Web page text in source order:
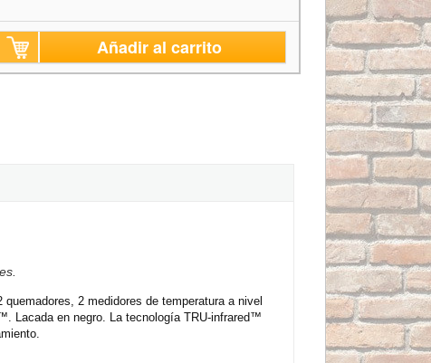
Añadir al carrito
2 medidores de temperatura a nivel
Lacada en negro. La tecnología TRU-infrared™